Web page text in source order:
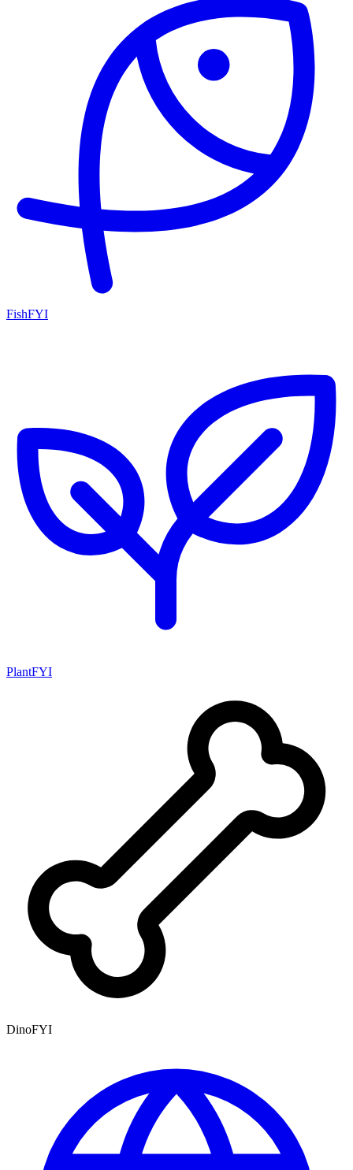
FishFYI
PlantFYI
DinoFYI